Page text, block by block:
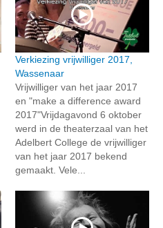
Verkiezing vrijwilliger 2017,
Wassenaar
Vrijwilliger van het jaar 2017
en "make a difference award
2017"Vrijdagavond 6 oktober
werd in de theaterzaal van het
Adelbert College de vrijwilliger
van het jaar 2017 bekend
gemaakt. Vele...